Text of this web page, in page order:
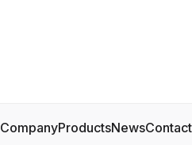
CompanyProductsNewsContact